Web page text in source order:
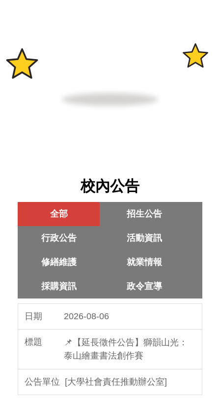
校內公告
全部 招生公告
行政公告 活動資訊
修繕維護 就業情報
採購資訊 政令宣導
2026-08-06
📌【延長徵件公告】獅韻山光：
泰山繪畫書法創作賽
[大學社會責任推動辦公室]